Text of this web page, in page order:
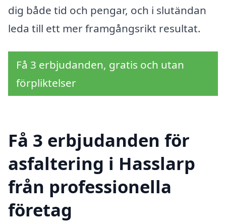
dig både tid och pengar, och i slutändan
leda till ett mer framgångsrikt resultat.
Få 3 erbjudanden, gratis och utan
förpliktelser
Få 3 erbjudanden för
asfaltering i Hasslarp
från professionella
företag